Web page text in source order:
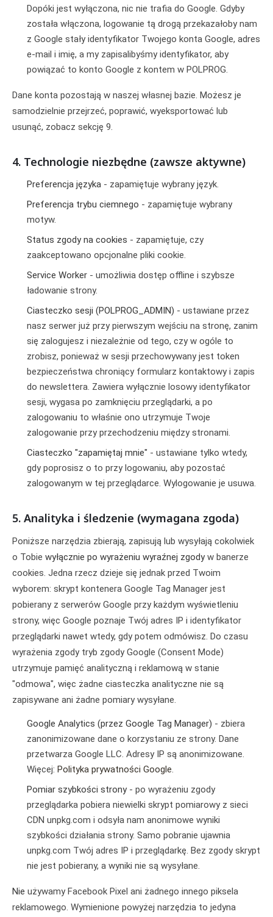
Dopóki jest wyłączona, nic nie trafia do Google. Gdyby
została włączona, logowanie tą drogą przekazałoby nam
z Google stały identyfikator Twojego konta Google, adres
e-mail i imię, a my zapisalibyśmy identyfikator, aby
powiązać to konto Google z kontem w POLPROG.
Dane konta pozostają w naszej własnej bazie. Możesz je
samodzielnie przejrzeć, poprawić, wyeksportować lub
usunąć, zobacz sekcję 9.
4. Technologie niezbędne (zawsze aktywne)
Preferencja języka - zapamiętuje wybrany język.
Preferencja trybu ciemnego - zapamiętuje wybrany
motyw.
Status zgody na cookies - zapamiętuje, czy
zaakceptowano opcjonalne pliki cookie.
Service Worker - umożliwia dostęp offline i szybsze
ładowanie strony.
Ciasteczko sesji (POLPROG_ADMIN) - ustawiane przez
nasz serwer już przy pierwszym wejściu na stronę, zanim
się zalogujesz i niezależnie od tego, czy w ogóle to
zrobisz, ponieważ w sesji przechowywany jest token
bezpieczeństwa chroniący formularz kontaktowy i zapis
do newslettera. Zawiera wyłącznie losowy identyfikator
sesji, wygasa po zamknięciu przeglądarki, a po
zalogowaniu to właśnie ono utrzymuje Twoje
zalogowanie przy przechodzeniu między stronami.
Ciasteczko "zapamiętaj mnie" - ustawiane tylko wtedy,
gdy poprosisz o to przy logowaniu, aby pozostać
zalogowanym w tej przeglądarce. Wylogowanie je usuwa.
5. Analityka i śledzenie (wymagana zgoda)
Poniższe narzędzia zbierają, zapisują lub wysyłają cokolwiek
o Tobie wyłącznie po wyrażeniu wyraźnej zgodyw banerze
cookies. Jedna rzecz dzieje się jednak przed Twoim
wyborem: skrypt kontenera Google Tag Manager jest
pobierany z serwerów Google przy każdym wyświetleniu
strony, więc Google poznaje Twój adres IP i identyfikator
przeglądarki nawet wtedy, gdy potem odmówisz. Do czasu
wyrażenia zgody tryb zgody Google (Consent Mode)
utrzymuje pamięć analityczną i reklamową w stanie
"odmowa", więc żadne ciasteczka analityczne nie są
zapisywane ani żadne pomiary wysyłane.
Google Analytics (przez Google Tag Manager) - zbiera
zanonimizowane dane o korzystaniu ze strony. Dane
przetwarza Google LLC. Adresy IP są anonimizowane.
Więcej: Polityka prywatności Google.
Pomiar szybkości strony- po wyrażeniu zgody
przeglądarka pobiera niewielki skrypt pomiarowy z sieci
CDN unpkg.com i odsyła nam anonimowe wyniki
szybkości działania strony. Samo pobranie ujawnia
unpkg.com Twój adres IP i przeglądarkę. Bez zgody skrypt
nie jest pobierany, a wyniki nie są wysyłane.
Nie używamy Facebook Pixel ani żadnego innego piksela
reklamowego. Wymienione powyżej narzędzia to jedyna